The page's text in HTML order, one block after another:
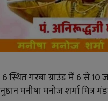
स्थित गरबा ग्राउंड में 6 से 10
मनीषा मनोज शर्मा मित्र